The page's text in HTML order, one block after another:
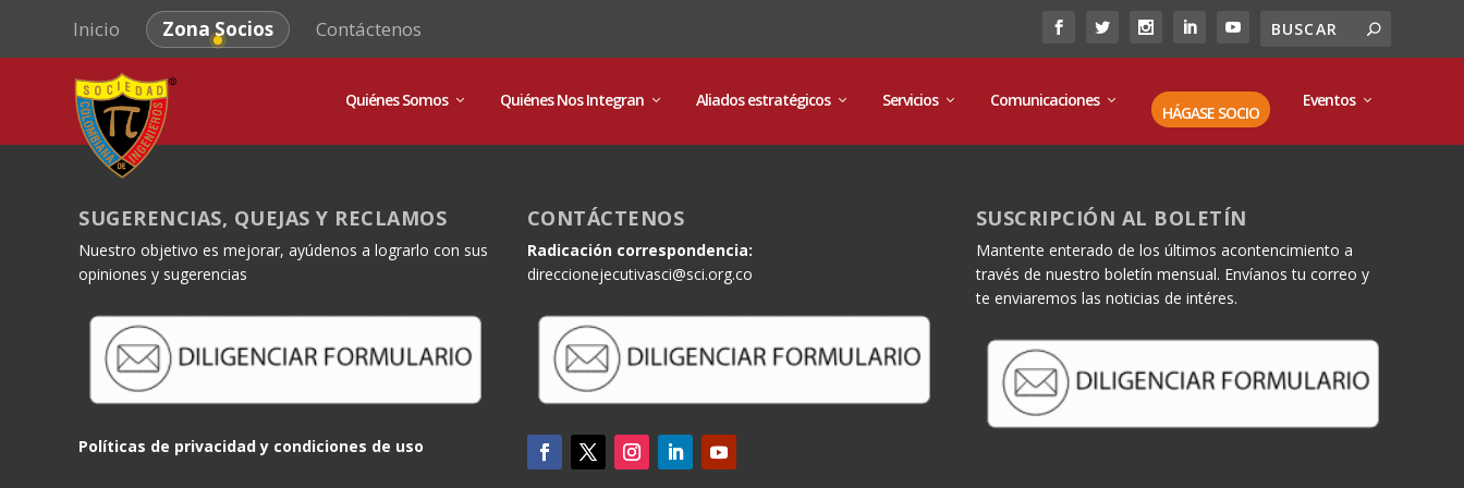
Inicio Zona Socios Contáctenos
Quiénes Somos Quiénes Nos Integran Aliados estratégicos Servicios Comunicaciones
HÁGASE SOCIO
Eventos
SUGERENCIAS, QUEJAS Y RECLAMOS
Nuestro objetivo es mejorar, ayúdenos a lograrlo con sus
opiniones y sugerencias
Políticas de privacidad y condiciones de uso
CONTÁCTENOS
Radicación correspondencia:
direccionejecutivasci@sci.org.co
SUSCRIPCIÓN AL BOLETÍN
Mantente enterado de los últimos acontencimiento a
través de nuestro boletín mensual. Envíanos tu correo y
te enviaremos las noticias de intéres.